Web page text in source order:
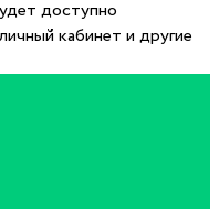
доступно
кабинет и другие